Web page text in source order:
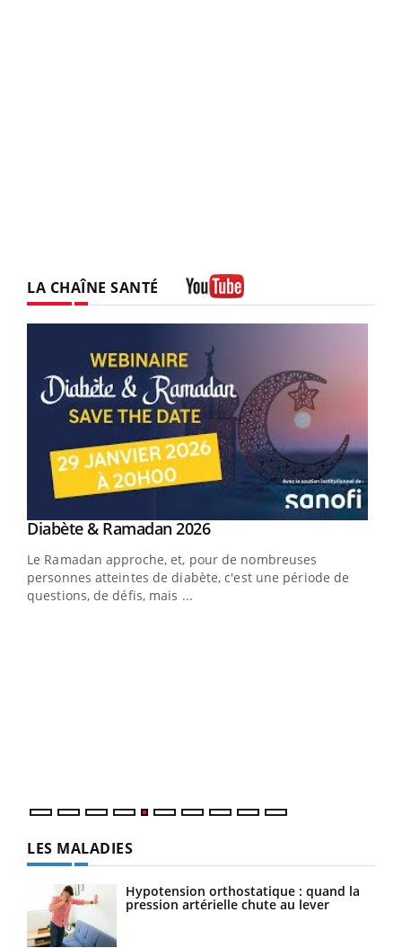
LA CHAÎNE SANTÉ
Youtube
Diabète & Ramadan 2026Youtube
Le Ramadan approche, et, pour de nombreuses
personnes atteintes de diabète, c'est une période de
questions, de défis, mais ...
LES MALADIES
Hypotension orthostatique : quand la
pression artérielle chute au lever